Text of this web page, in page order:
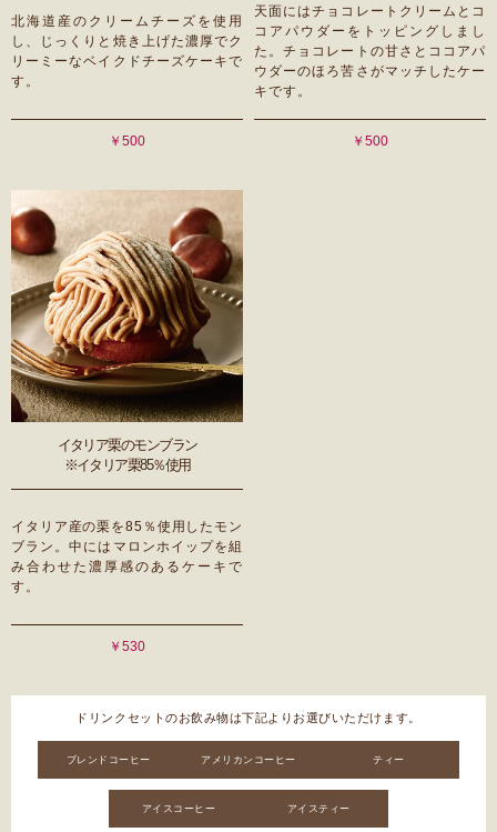
北海道産のクリームチーズを使用
し、じっくりと焼き上げた濃厚でク
リーミーなベイクドチーズケーキで
す。
￥500
天面にはチョコレートクリームとコ
コアパウダーをトッピングしまし
た。チョコレートの甘さとココアパ
ウダーのほろ苦さがマッチしたケー
キです。
￥500
イタリア栗のモンブラン
※イタリア栗85％使用
イタリア産の栗を85％使用したモン
ブラン。中にはマロンホイップを組
み合わせた濃厚感のあるケーキで
す。
￥530
ドリンクセットのお飲み物は下記よりお選びいただけます。
ブレンドコーヒー アメリカンコーヒー ティー
アイスコーヒー アイスティー